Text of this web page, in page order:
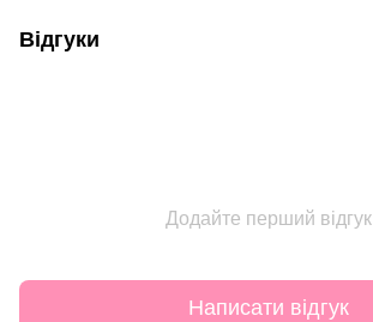
Відгуки
Додайте перший відгук
Написати відгук